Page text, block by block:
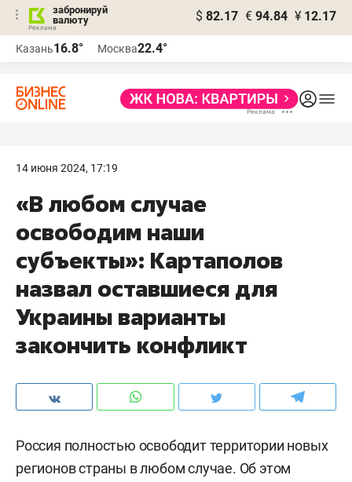
забронируй
валюту
$ 82.17 € 94.84 ¥ 12.17
Казань16.8° Москва22.4°
14 июня 2024, 17:19
«В любом случае
освободим наши
субъекты»: Картаполов
назвал оставшиеся для
Украины варианты
закончить конфликт
Россия полностью освободит территории новых
регионов страны в любом случае. Об этом